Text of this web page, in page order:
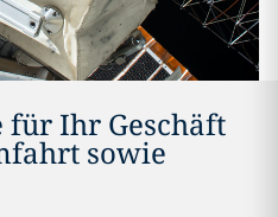
für Ihr Geschäft
sowie